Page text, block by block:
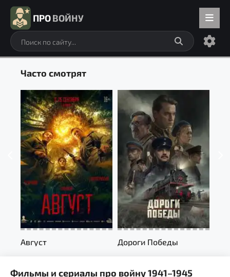
ПРОВОЙНУ
Часто смотрят
Август Дороги Победы
Фильмы и сериалы про войну 1941–1945